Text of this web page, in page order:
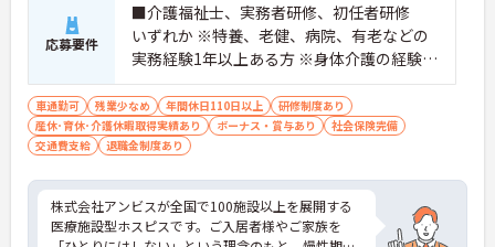
専門性を高められます
＜残業月7時間以下で身体の負担を軽減！＞
・常勤で働くスタッフの比率が90パーセント以上と
にくい人員体制です
・訪問スケジュールに沿って施設内でのケアを行う
ため、月平均の残業時間は5時間から7時間程度とか
なり少なめに抑えられます
・夜勤明けの翌日は原則としてお休みとなるシフト
編成が組まれており、しっかりと休息を取りながら
長期的な就業が可能です
＜評価制度でキャリアアップ＞
応募要件
■介護福祉士、実務者研修、初任者研修
いずれか ※特養、老健、病院、有老などの
実務経験1年以上ある方 ※身体介護の経験年
以上ある方、機械浴の使用の経験のある方
歓迎
車通勤可 残業少なめ 年間休日110日以上
研修制度あり
産休･育休･介護休暇取得実績あり
ボーナス・賞与あり
社会保険完備
交通費支給
退職金制度あり
株式会社アンビスが全国で100施設以上を展開する
医療施設型ホスピスです。ご入居者様やご家族を